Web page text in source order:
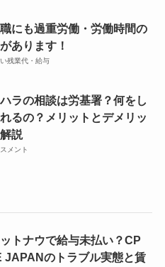
にも過重労働・労働時間の
あります！
残業代・給与
ラの相談は労基署？何をし
るの？メリットとデメリッ
解説
メント
トナウで給与未払い？CP
JAPANのトラブル実態と賃